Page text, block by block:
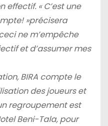
effectif. « C’est une
»précisera
ne m’empêche
et d’assumer mes
BIRA compte le
des joueurs et
regroupement est
Beni-Tala, pour